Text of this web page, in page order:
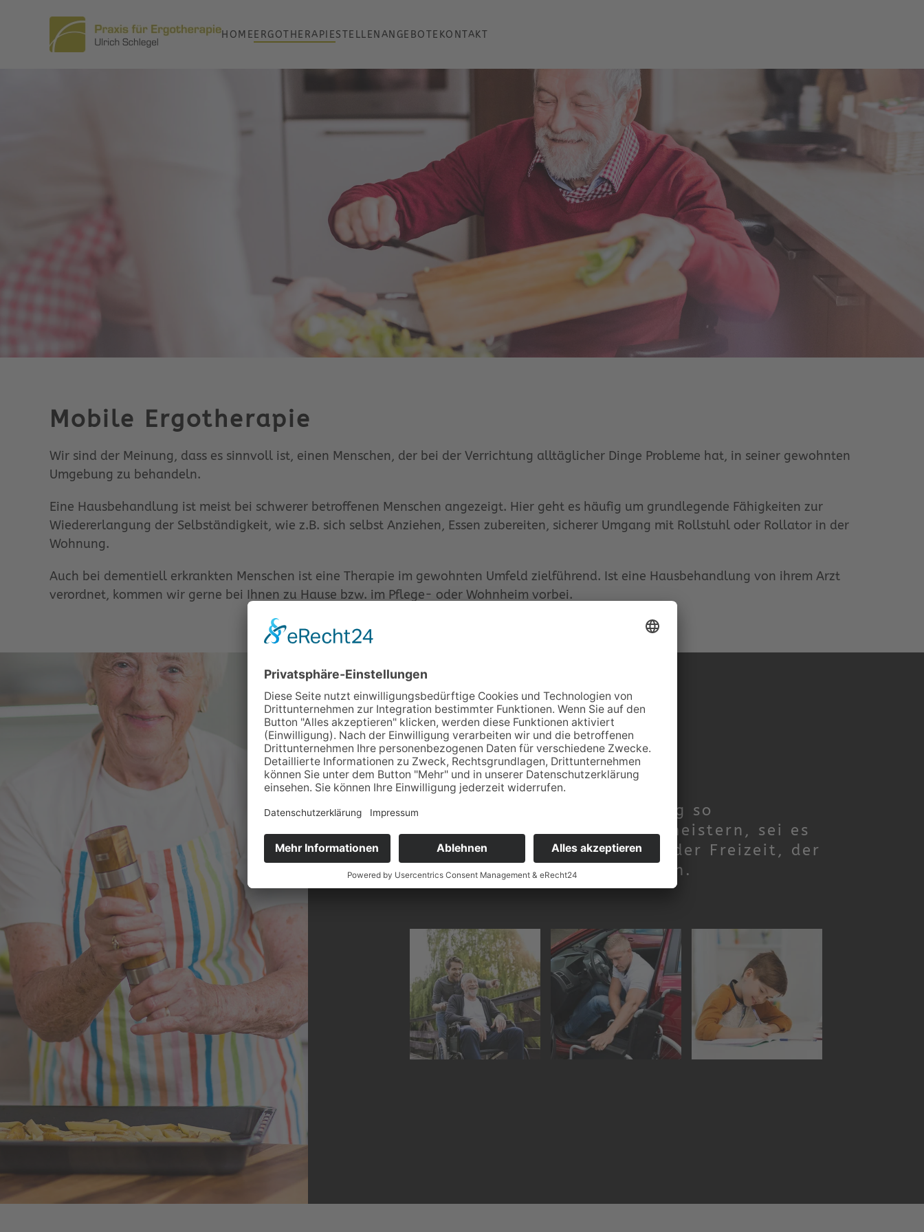
Zum Hauptinhalt springen HOME ERGOTHERAPIESTELLENANGEBOTE KONTAKT
Mobile Ergotherapie
Wir sind der Meinung, dass es sinnvoll ist, einen Menschen, der bei der Verrichtung alltäglicher Dinge Probleme hat, in seiner gewohnten
Umgebung zu behandeln.
Eine Hausbehandlung ist meist bei schwerer betroffenen Menschen angezeigt. Hier geht es häufig um grundlegende Fähigkeiten zur
Wiedererlangung der Selbständigkeit, wie z.B. sich selbst Anziehen, Essen zubereiten, sicherer Umgang mit Rollstuhl oder Rollator in der
Wohnung.
Auch bei dementiell erkrankten Menschen ist eine Therapie im gewohnten Umfeld zielführend. Ist eine Hausbehandlung von ihrem Arzt
verordnet, kommen wir gerne bei Ihnen zu Hause bzw. im Pflege- oder Wohnheim vorbei.
Unsere Leistungen
Wir helfen Ihnen, Ihren Alltag so
selbständig wie möglich zu meistern, sei es
zu Hause, auf der Arbeit, in der Freizeit, der
Schule oder dem Kindergarten.